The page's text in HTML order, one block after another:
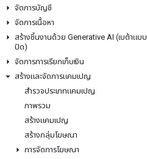
จัดการบัญชี
จัดการเนื้อหา
สร้างชิ้นงานด้วย Generative AI (เบต้าแบบ
ปิด)
จัดการการเรียกเก็บเงิน
สร้างและจัดการแคมเปญ
สํารวจประเภทแคมเปญ
ภาพรวม
สร้างแคมเปญ
สร้างกลุ่มโฆษณา
การจัดการโฆษณา